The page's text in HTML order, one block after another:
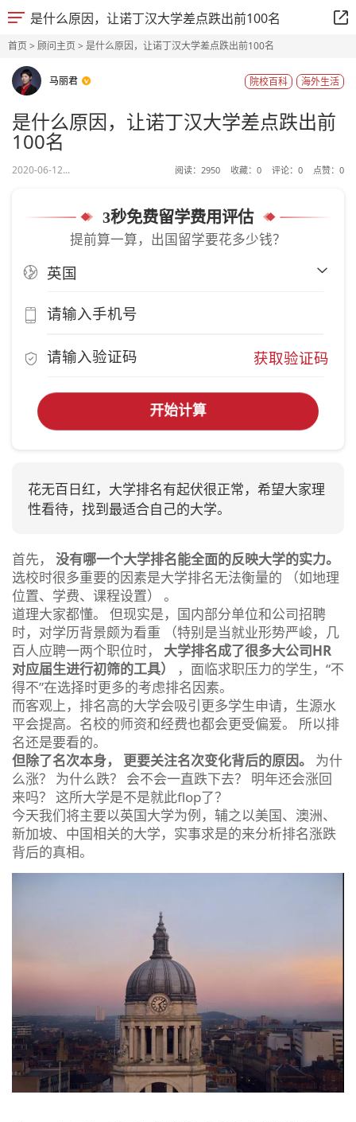
是什么原因，让诺丁汉大学差点跌出前100名
首页> 顾问主页> 是什么原因，让诺丁汉大学差点跌出前100名
马丽君 海外生活
院校百科
是什么原因，让诺丁汉大学差点跌出前
100名
2020-06-12... 阅读： 2950 收藏： 0 评论： 0 点赞： 0
3秒免费留学费用评估
提前算一算，出国留学要花多少钱？
获取验证码
开始计算
花无百日红，大学排名有起伏很正常，希望大家理
性看待，找到最适合自己的大学。
首先， 没有哪一个大学排名能全面的反映大学的实力。
选校时很多重要的因素是大学排名无法衡量的 （如地理
位置、学费、课程设置） 。
道理大家都懂。 但现实是，国内部分单位和公司招聘
时，对学历背景颇为看重 （特别是当就业形势严峻，几
百人应聘一两个职位时， 大学排名成了很多大公司HR
对应届生进行初筛的工具）
，面临求职压力的学生，“不
得不”在选择时更多的考虑排名因素。
而客观上，排名高的大学会吸引更多学生申请，生源水
平会提高。名校的师资和经费也都会更受偏爱。 所以排
名还是要看的。
但除了名次本身，
更要关注名次变化背后的原因。
为什
么涨？ 为什么跌？ 会不会一直跌下去？ 明年还会涨回
来吗？ 这所大学是不是就此flop了？
今天我们将主要以英国大学为例，辅之以美国、澳洲、
新加坡、中国相关的大学，实事求是的来分析排名涨跌
背后的真相。